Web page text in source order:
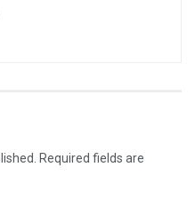
Required fields are